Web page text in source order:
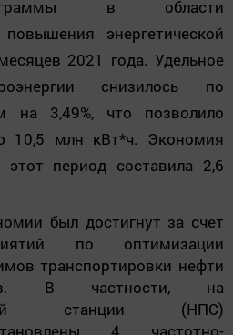
в области
энергетической
2021 года. Удельное
снизилось по
на 3,49%, что позволило
10,5 млн кВт*ч. Экономия
период составила 2,6
был достигнут за счет
по оптимизации
транспортировки нефти
В частности, на
станции (НПС)